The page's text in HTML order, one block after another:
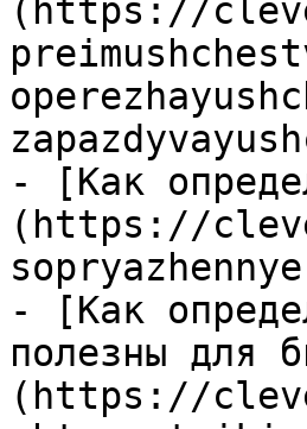
(https://
- [Как
(https://
- [Как
полезны для
(https://